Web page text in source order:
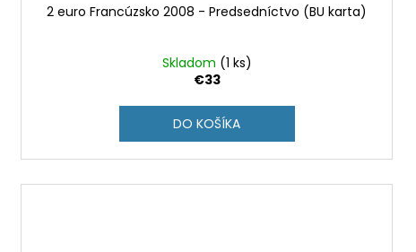
2 euro Francúzsko 2008 - Predsedníctvo (BU karta)
Skladom (1 ks)
€33
DO KOŠÍKA